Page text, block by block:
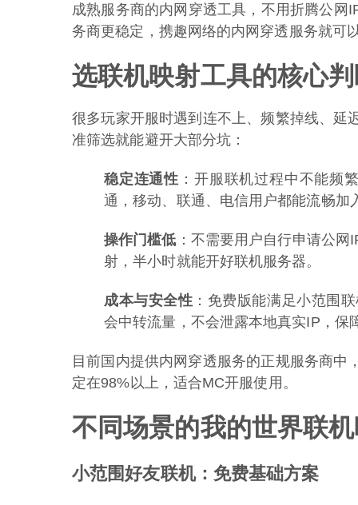
成熟服务商的内网穿透工具，不用折腾公网
务商更稳定，携趣网络的内网穿透服务就可
选联机映射工具的核心
很多玩家开服时遇到连不上、频繁掉线、延
准筛选就能避开大部分坑：
稳定连通性 ：开服联机过程中不能频
通，移动、联通、电信用户都能流畅加
操作门槛低 ：不需要用户自行申请公
射，半小时就能开好联机服务器。
成本与安全性 ：免费版能满足小范围
会中转流量，不会泄露本地真实IP，保
目前国内提供内网穿透服务的正规服务商
定在98%以上，适合MC开服使用。
不同场景的我的世界联
小范围好友联机：免费基础方案